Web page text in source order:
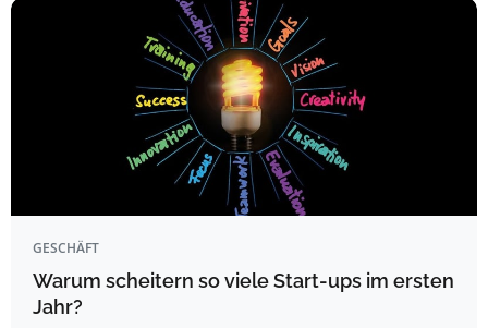
GESCHÄFT
Warum scheitern so viele Start-ups im ersten
Jahr?